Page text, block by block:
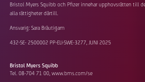
Bristol Myers Squibb och Pfizer innehar upphovsrätten till
alla rättigheter därtill.
Ansvarig: Sara Bräutigam
432-SE- 2500002 PP-ELI-SWE-3277, JUNI 2025
Bristol Myers Squibb
Tel. 08-704 71 00, www.bms.com/se